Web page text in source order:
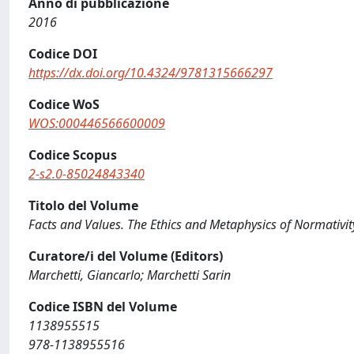
2016
Codice DOI
https://dx.doi.org/10.4324/9781315666297
Codice WoS
WOS:000446566600009
Codice Scopus
2-s2.0-85024843340
Titolo del Volume
Facts and Values. The Ethics and Metaphysics of
Curatore/i del Volume (Editors)
Marchetti, Giancarlo; Marchetti Sarin
Codice ISBN del Volume
1138955515
978-1138955516